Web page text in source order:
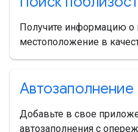
Получите информацию о
местоположение в
Добавьте в свое
автозаполнения с